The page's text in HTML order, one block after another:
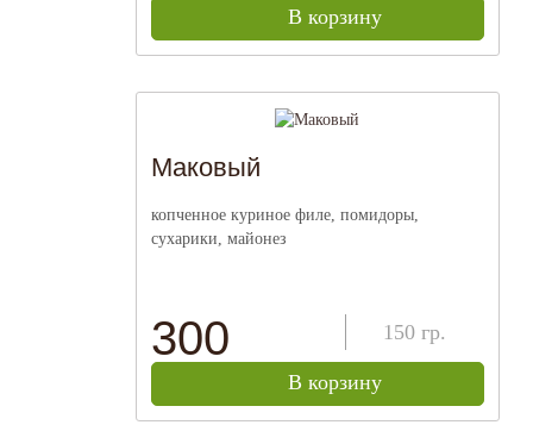
В корзину
Маковый
копченное куриное филе, помидоры,
сухарики, майонез
300 150 гр.
В корзину